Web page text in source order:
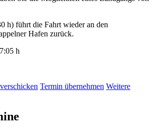
h) führt die Fahrt wieder an den
Hafen zurück.
h
Termin übernehmen Weitere